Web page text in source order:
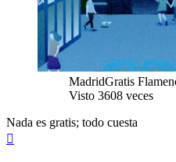
MadridGratis
Visto 3608 veces
Nada es gratis; todo cuesta